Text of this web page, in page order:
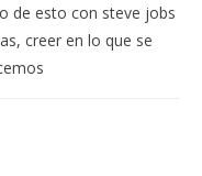
de esto con steve jobs
creer en lo que se